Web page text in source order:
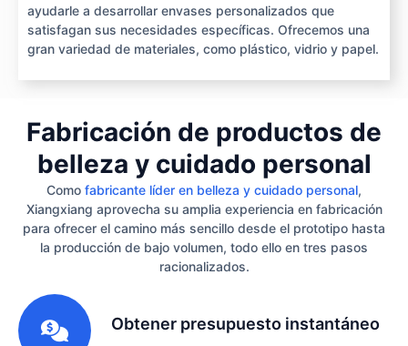
ayudarle a desarrollar envases personalizados que
satisfagan sus necesidades específicas. Ofrecemos una
gran variedad de materiales, como plástico, vidrio y papel.
Fabricación de productos de
belleza y cuidado personal
Como fabricante líder en belleza y cuidado personal,
Xiangxiang aprovecha su amplia experiencia en fabricación
para ofrecer el camino más sencillo desde el prototipo hasta
la producción de bajo volumen, todo ello en tres pasos
racionalizados.
Obtener presupuesto instantáneo